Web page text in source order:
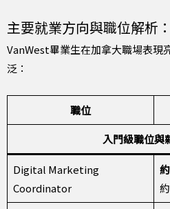
主要就業方向與職位解析
VanWest畢業生在加拿大職場表現
泛：
職位
入門級職位與
Digital Marketing
Coordinator